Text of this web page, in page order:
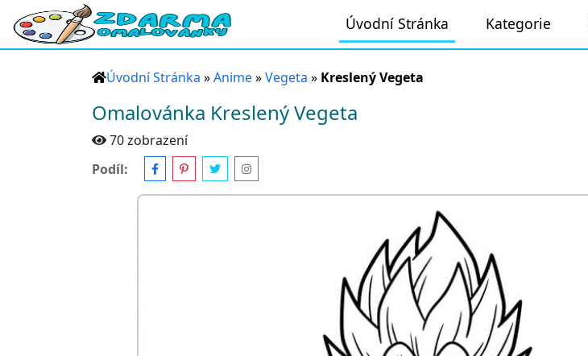
Úvodní Stránka Kategorie
Úvodní Stránka »Anime»Vegeta » Kreslený Vegeta
Omalovánka Kreslený Vegeta
70 zobrazení
Podíl: